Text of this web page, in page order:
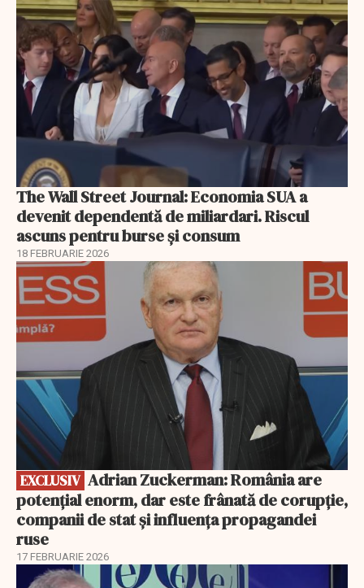
The Wall Street Journal: Economia SUA a
devenit dependentă de miliardari. Riscul
ascuns pentru burse și consum
18 FEBRUARIE 2026
EXCLUSIV
EXCLUSIV
potențial enorm, dar este frânată de corupție,
companii de stat și influența propagandei
ruse
17 FEBRUARIE 2026
EXCLUSIV